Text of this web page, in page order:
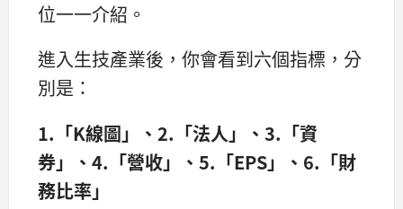
位一一介紹。
進入生技產業後，你會看到六個指標，分
別是：
1.「K線圖」、2.「法人」、3.「資
券」、4.「營收」、5.「EPS」、6.「財
務比率」